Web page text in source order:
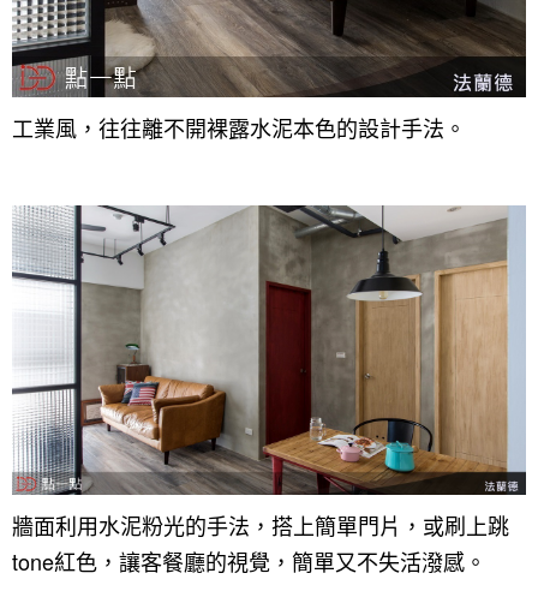
工業風，往往離不開裸露水泥本色的設計手法。
牆面利用水泥粉光的手法，搭上簡單門片，或刷上跳
tone紅色，讓客餐廳的視覺，簡單又不失活潑感。